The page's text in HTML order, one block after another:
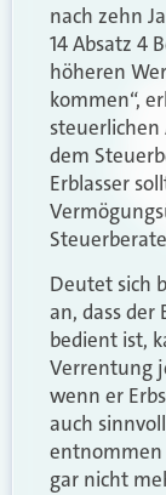
nach zehn
14 Absatz 4
höheren
kommen“,
dem
Erblasser
Deutet sich
an, dass der
bedient ist,
Verrentung
wenn er
auch
entnommen
gar nicht